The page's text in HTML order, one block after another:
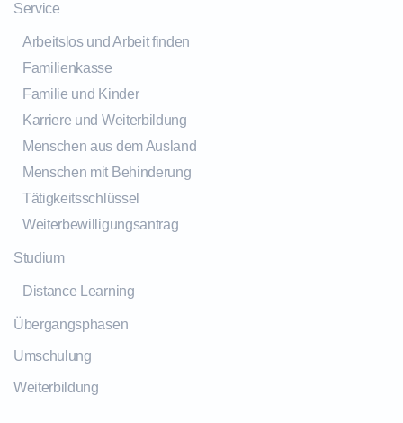
Service
Arbeitslos und Arbeit finden
Familienkasse
Familie und Kinder
Karriere und Weiterbildung
Menschen aus dem Ausland
Menschen mit Behinderung
Tätigkeitsschlüssel
Weiterbewilligungsantrag
Studium
Distance Learning
Übergangsphasen
Umschulung
Weiterbildung